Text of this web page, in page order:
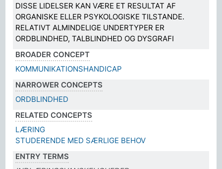
DISSE LIDELSER KAN VÆRE ET RESULTAT AF
ORGANISKE ELLER PSYKOLOGISKE TILSTANDE.
RELATIVT ALMINDELIGE UNDERTYPER ER
ORDBLINDHED, TALBLINDHED OG DYSGRAFI
BROADER CONCEPT
KOMMUNIKATIONSHANDICAP
NARROWER CONCEPTS
ORDBLINDHED
RELATED CONCEPTS
LÆRING
STUDERENDE MED SÆRLIGE BEHOV
ENTRY TERMS